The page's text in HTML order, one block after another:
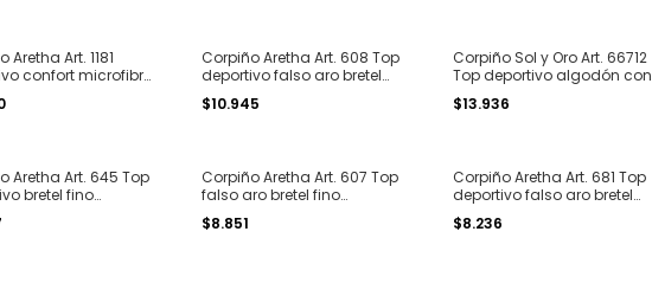
Aretha Art. 1181
confort microfibra
T. S al XXL
Corpiño Aretha Art. 608 Top
deportivo falso aro bretel
ancho seamless microfibra
T. S al XXL
$10.945
Corpiño Sol y Oro Art. 66712
Top deportivo algodón con
elástico visible T. 85 al 100
$13.936
Aretha Art. 645 Top
bretel fino
microfibra T. S al
Corpiño Aretha Art. 607 Top
falso aro bretel fino
microfibra seamless T. S al
XL
$8.851
Corpiño Aretha Art. 681 Top
deportivo falso aro bretel
ancho seamless microfibra
T. S al L
$8.236